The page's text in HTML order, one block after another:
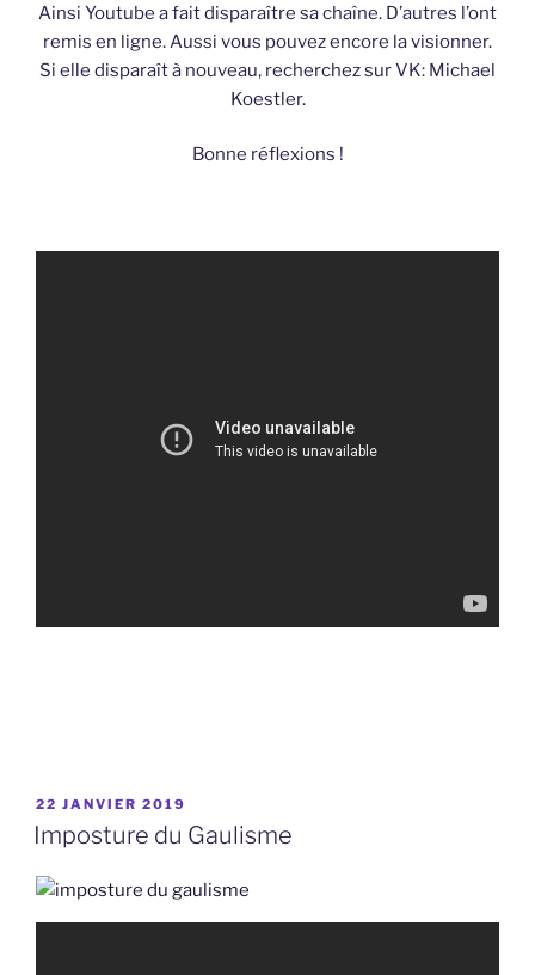
Ainsi Youtube a fait disparaître sa chaîne. D’autres l’ont
remis en ligne. Aussi vous pouvez encore la visionner.
Si elle disparaît à nouveau, recherchez sur VK: Michael
Koestler.
Bonne réflexions !
PUBLIÉ
LE
22 JANVIER 2019
Imposture du Gaulisme